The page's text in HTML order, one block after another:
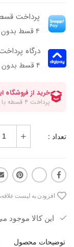
پرداخت
۴ قسط بدون کارمزد، ماهانه ۲٬۱۱۷٬۱۵۰ تومان
درگاه
۴ قسط بدون کارمزد، ماهانه 2,117,150 تومان
تعداد :
افزودن به لیست
این کالا موجود
توضیحات محصول